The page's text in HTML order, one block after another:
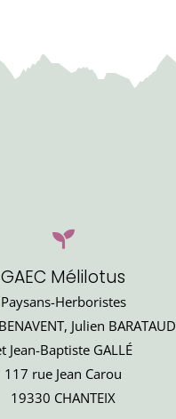
GAEC Mélilotus
Paysans-Herboristes
Julien BARATAUD
Jean-Baptiste GALLÉ
117 rue Jean Carou
19330 CHANTEIX